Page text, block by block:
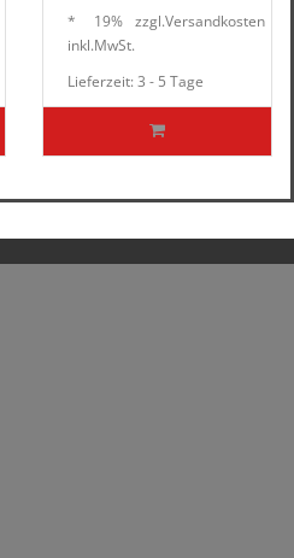
*
inkl.
19%
MwSt.
zzgl.Versandkosten
Lieferzeit: 3 - 5 Tage